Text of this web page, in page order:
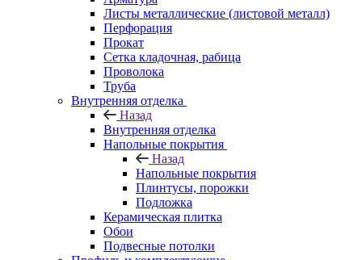
Листы металлические (листовой металл)
Перфорация
Прокат
Сетка кладочная, рабица
Проволока
Труба
Внутренняя отделка
Назад
Внутренняя отделка
Напольные покрытия
Назад
Напольные покрытия
Плинтусы, порожки
Подложка
Керамическая плитка
Обои
Подвесные потолки